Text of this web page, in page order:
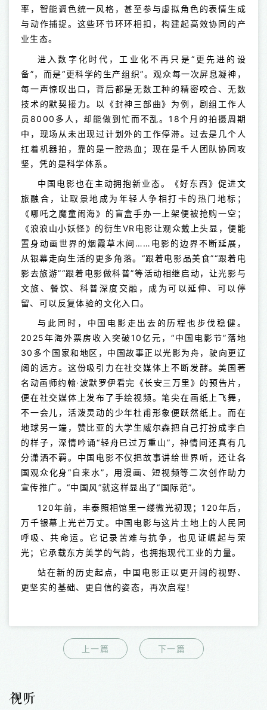
率，智能调色统一风格，甚至参与虚拟角色的表情生成
与动作捕捉。这些环节环环相扣，构建起高效协同的产
业生态。
进入数字化时代，工业化不再只是“更先进的设
备”，而是“更科学的生产组织”。观众每一次屏息凝神，
每一声惊叹出口，背后都是无数工种的精密咬合、无数
技术的默契接力。以《封神三部曲》为例，剧组工作人
员8000多人，却能做到忙而不乱。18个月的拍摄周期
中，现场从未出现过计划外的工作停滞。过去是几个人
扛着机器拍，靠的是一腔热血；现在是千人团队协同攻
坚，凭的是科学体系。
中国电影也在主动拥抱新业态。《好东西》促进文
旅融合，让取景地成为年轻人争相打卡的热门地标；
《哪吒之魔童闹海》的盲盒手办一上架便被抢购一空；
《浪浪山小妖怪》的衍生VR电影让观众戴上头显，便能
置身动画世界的烟霞草木间……电影的边界不断延展，
从银幕走向生活的更多角落。“跟着电影品美食”“跟着电
影去旅游”“跟着电影做科普”等活动相继启动，让光影与
文旅、餐饮、科普深度交融，成为可以延伸、可以停
留、可以反复体验的文化入口。
与此同时，中国电影走出去的历程也步伐稳健。
2025年海外票房收入突破10亿元，“中国电影节”落地
30多个国家和地区，中国故事正以光影为舟，驶向更辽
阔的远方。这份吸引力在社交媒体上不断发酵。美国著
名动画师约翰·波默罗伊看完《长安三万里》的预告片，
便在社交媒体上发布了手绘视频。笔尖在画纸上飞舞，
不一会儿，活泼灵动的少年杜甫形象便跃然纸上。而在
地球另一端，赞比亚的大学生威尔森把自己打扮成李白
的样子，深情吟诵“轻舟已过万重山”，神情间还真有几
分潇洒不羁。中国电影不仅把故事讲给世界听，还让各
国观众化身“自来水”，用漫画、短视频等二次创作助力
宣传推广。“中国风”就这样显出了“国际范”。
120年前，丰泰照相馆里一缕微光初现；120年后，
万千银幕上光芒万丈。中国电影与这片土地上的人民同
呼吸、共命运。它记录苦难与抗争，也见证崛起与荣
光；它承载东方美学的气韵，也拥抱现代工业的力量。
站在新的历史起点，中国电影正以更开阔的视野、
更坚实的基础、更自信的姿态，再次启程！
上一篇 下一篇
视听